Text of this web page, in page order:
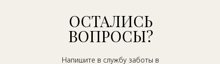
ОСТАЛИСЬ
ВОПРОСЫ?
Напишите в службу заботы в